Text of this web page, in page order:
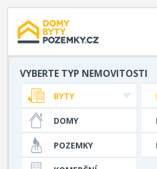
VYBERTE TYP NEMOVITOSTI
BYTY
DOMY
POZEMKY